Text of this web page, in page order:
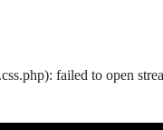
failed to open